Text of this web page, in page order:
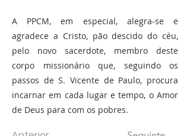
A PPCM, em especial, alegra-se e
agradece a Cristo, pão descido do céu,
pelo novo sacerdote, membro deste
corpo missionário que, seguindo os
passos de S. Vicente de Paulo, procura
incarnar em cada lugar e tempo, o Amor
de Deus para com os pobres.